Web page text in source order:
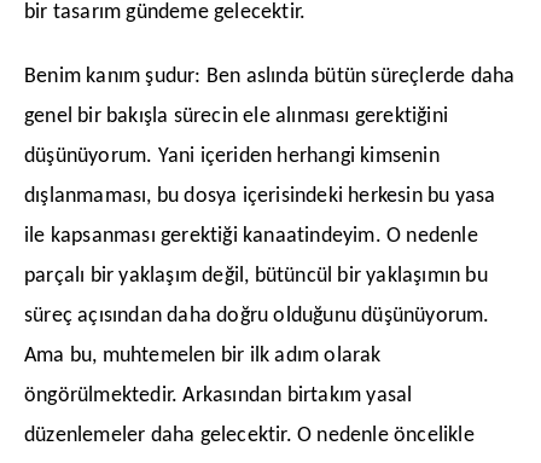
bir tasarım gündeme gelecektir.
​Benim kanım şudur: Ben aslında bütün süreçlerde daha
genel bir bakışla sürecin ele alınması gerektiğini
düşünüyorum. Yani içeriden herhangi kimsenin
dışlanmaması, bu dosya içerisindeki herkesin bu yasa
ile kapsanması gerektiği kanaatindeyim. O nedenle
parçalı bir yaklaşım değil, bütüncül bir yaklaşımın bu
süreç açısından daha doğru olduğunu düşünüyorum.
Ama bu, muhtemelen bir ilk adım olarak
öngörülmektedir. Arkasından birtakım yasal
düzenlemeler daha gelecektir. O nedenle öncelikle